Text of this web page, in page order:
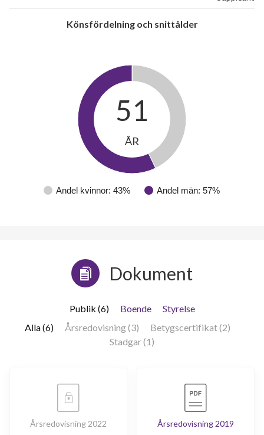
Könsfördelning och snittålder
Andel kvinnor: 43% Andel män: 57%
51
ÅR
Dokument
Publik (6) Boende
Styrelse
Alla (6)
Årsredovisning (3)
Betygscertifikat (2)
Stadgar (1)
Årsredovisning 2022 Årsredovisning 2019